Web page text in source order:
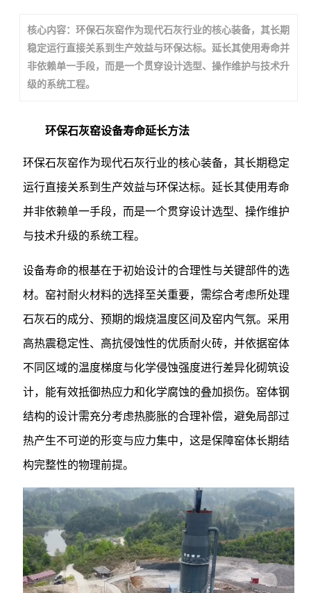
核心内容：环保石灰窑作为现代石灰行业的核心装备，其长期
稳定运行直接关系到生产效益与环保达标。延长其使用寿命并
非依赖单一手段，而是一个贯穿设计选型、操作维护与技术升
级的系统工程。
环保石灰窑设备寿命延长方法
环保石灰窑作为现代石灰行业的核心装备，其长期稳定
运行直接关系到生产效益与环保达标。延长其使用寿命
并非依赖单一手段，而是一个贯穿设计选型、操作维护
与技术升级的系统工程。
设备寿命的根基在于初始设计的合理性与关键部件的选
材。窑衬耐火材料的选择至关重要，需综合考虑所处理
石灰石的成分、预期的煅烧温度区间及窑内气氛。采用
高热震稳定性、高抗侵蚀性的优质耐火砖，并依据窑体
不同区域的温度梯度与化学侵蚀强度进行差异化砌筑设
计，能有效抵御热应力和化学腐蚀的叠加损伤。窑体钢
结构的设计需充分考虑热膨胀的合理补偿，避免局部过
热产生不可逆的形变与应力集中，这是保障窑体长期结
构完整性的物理前提。